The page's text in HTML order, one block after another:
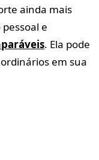
ainda mais
e
. Ela pode
em sua